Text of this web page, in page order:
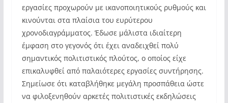
εργασίες προχωρούν με ικανοποιητικούς ρυθμούς και
κινούνται στα πλαίσια του ευρύτερου
χρονοδιαγράμματος. Έδωσε μάλιστα ιδιαίτερη
έμφαση στο γεγονός ότι έχει αναδειχθεί πολύ
σημαντικός πολιτιστικός πλούτος, ο οποίος είχε
επικαλυφθεί από παλαιότερες εργασίες συντήρησης.
Σημείωσε ότι καταβλήθηκε μεγάλη προσπάθεια ώστε
να φιλοξενηθούν αρκετές πολιτιστικές εκδηλώσεις